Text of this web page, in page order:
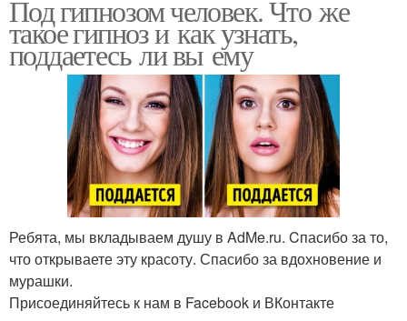
Под гипнозом человек. Что же
такое гипноз и как узнать,
поддаетесь ли вы ему
Ребята, мы вкладываем душу в AdMe.ru. Cпасибо за то,
что открываете эту красоту. Спасибо за вдохновение и
мурашки.
Присоединяйтесь к нам в Facebook и ВКонтакте